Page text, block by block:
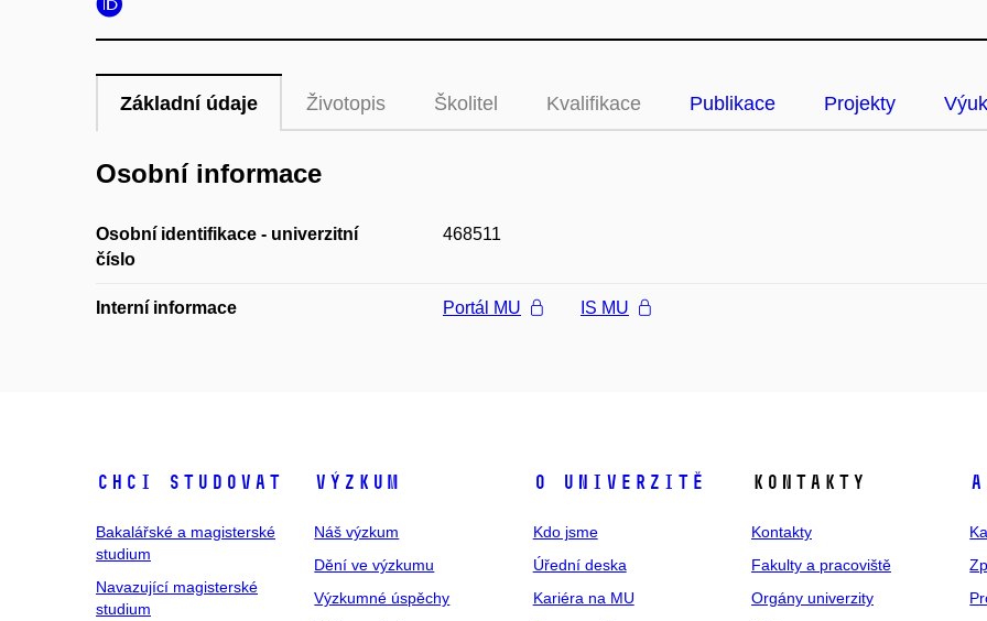
Základní údaje Životopis Školitel Kvalifikace Publikace Projekty
Osobní informace
Osobní identifikace - univerzitní
číslo
468511
Interní informace Portál MU IS MU
Chci studovat
Bakalářské a magisterské
studium
Navazující magisterské
studium
Výzkum
Náš výzkum
Dění ve výzkumu
Výzkumné úspěchy
O univerzitě
Kdo jsme
Úřední deska
Kariéra na MU
Kontakty
Kontakty
Fakulty a pracoviště
Orgány univerzity